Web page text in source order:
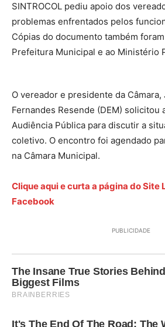
SINTROCOL pediu apoio dos
problemas enfrentados pelos
Cópias do documento também
Prefeitura Municipal e ao Ministério
O vereador e presidente da Câmara,
Fernandes Resende (DEM) solicitou
Audiência Pública para discutir a
coletivo. O encontro foi agendado
na Câmara Municipal.
Clique aqui e curta a página do Site
Facebook
PUBLICIDADE